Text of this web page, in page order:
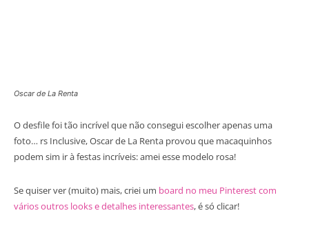
Oscar de La Renta
O desfile foi tão incrível que não consegui escolher apenas uma
foto… rs Inclusive, Oscar de La Renta provou que macaquinhos
podem sim ir à festas incríveis: amei esse modelo rosa!
Se quiser ver (muito) mais, criei um board no meu Pinterest com
vários outros looks e detalhes interessantes, é só clicar!